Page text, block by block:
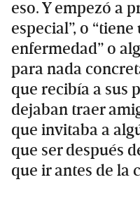
eso. Y empezó a
especial”, o
enfermedad” o
para nada
que recibía a sus
dejaban traer
que invitaba a
que ser después
que ir antes de la